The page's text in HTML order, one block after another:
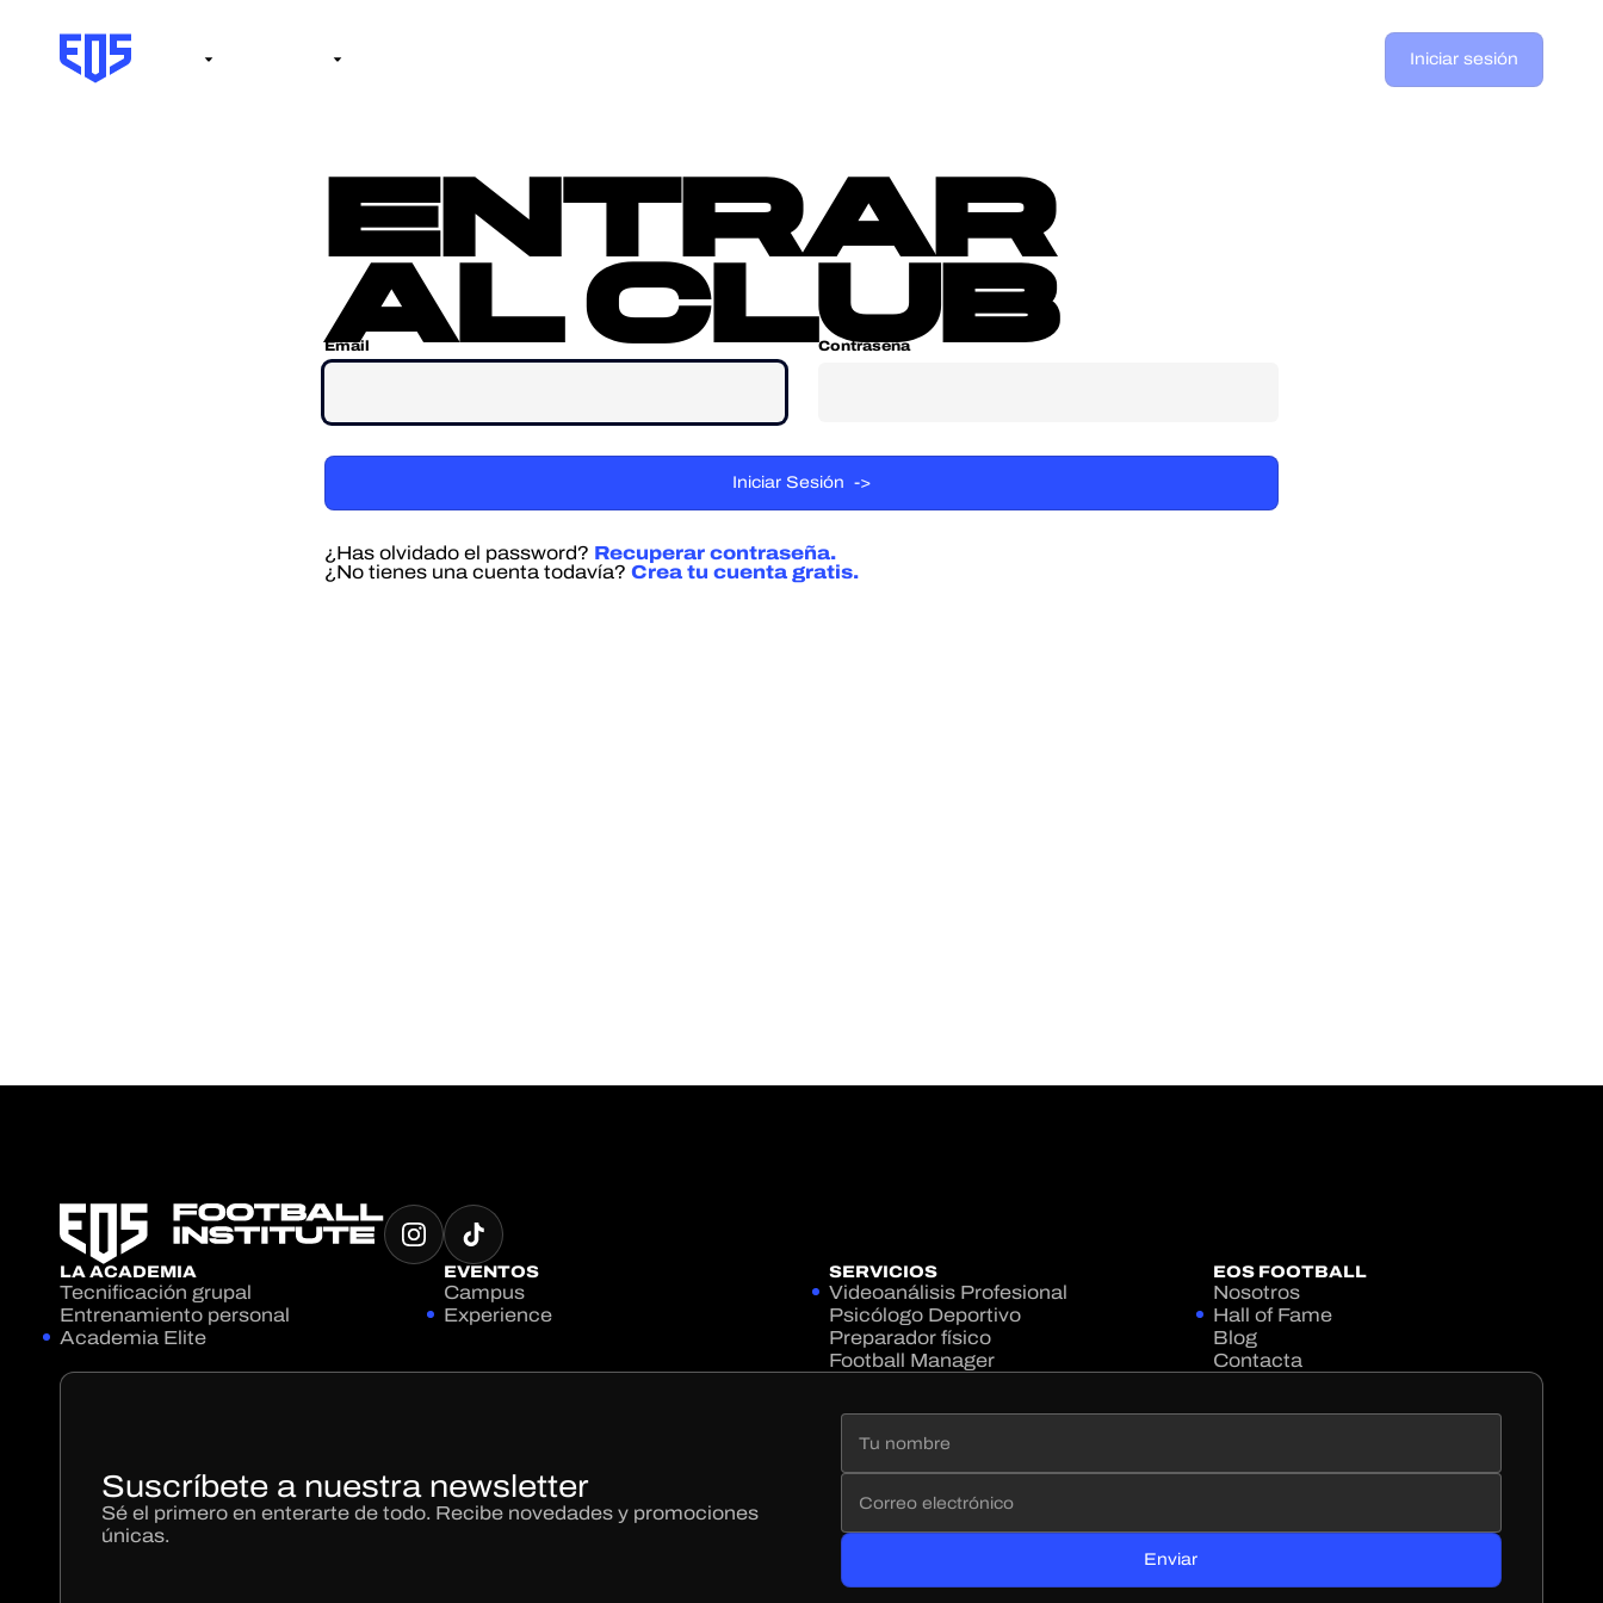
Iniciar sesión
entrar
al club
Email Contraseña
¿Has olvidado el password? Recuperar contraseña.
¿No tienes una cuenta todavía? Crea tu cuenta gratis.
LA ACADEMIA
Tecnificación grupal
Entrenamiento personal
Academia Elite
EVENTOS
Campus
Experience
SERVICIOS
Videoanálisis Profesional
Psicólogo Deportivo
Preparador físico
Football Manager
EOS FOOTBALL
Nosotros
Hall of Fame
Blog
Contacta
Suscríbete a nuestra newsletter
Sé el primero en enterarte de todo. Recibe novedades y promociones
únicas.